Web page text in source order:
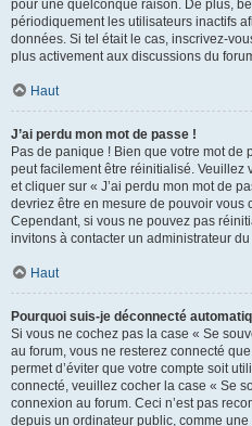
pour une quelconque raison. De plus,
périodiquement les utilisateurs inactifs
données. Si tel était le cas, inscrivez-
plus activement aux discussions du
Haut
J’ai perdu mon mot de passe !
Pas de panique ! Bien que votre mot de
peut facilement être réinitialisé. Veuillez
et cliquer sur « J’ai perdu mon mot de
devriez être en mesure de pouvoir vous
Cependant, si vous ne pouvez pas
invitons à contacter un administrateur du
Haut
Pourquoi suis-je déconnecté
Si vous ne cochez pas la case « Se
au forum, vous ne resterez connecté
permet d’éviter que votre compte soit
connecté, veuillez cocher la case « Se
connexion au forum. Ceci n’est pas
depuis un ordinateur public, comme